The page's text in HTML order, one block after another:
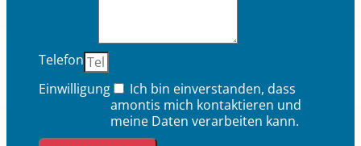
Telefon
Einwilligung
Ich bin einverstanden, dass
amontis mich kontaktieren und
meine Daten verarbeiten kann.